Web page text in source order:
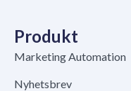
Produkt
Marketing Automation
Nyhetsbrev